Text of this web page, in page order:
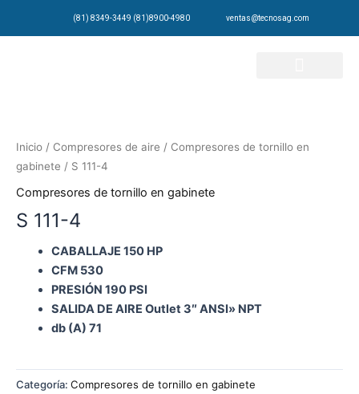
(81) 8349-3449 (81)8900-4980 ventas@tecnosag.com
Inicio / Compresores de aire / Compresores de tornillo en
gabinete / S 111-4
Compresores de tornillo en gabinete
S 111-4
CABALLAJE 150 HP
CFM 530
PRESIÓN 190 PSI
SALIDA DE AIRE Outlet 3″ ANSI» NPT
db (A) 71
Categoría: Compresores de tornillo en gabinete